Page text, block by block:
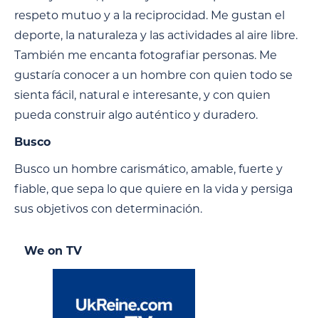
respeto mutuo y a la reciprocidad. Me gustan el
deporte, la naturaleza y las actividades al aire libre.
También me encanta fotografiar personas. Me
gustaría conocer a un hombre con quien todo se
sienta fácil, natural e interesante, y con quien
pueda construir algo auténtico y duradero.
Busco
Busco un hombre carismático, amable, fuerte y
fiable, que sepa lo que quiere en la vida y persiga
sus objetivos con determinación.
We on TV